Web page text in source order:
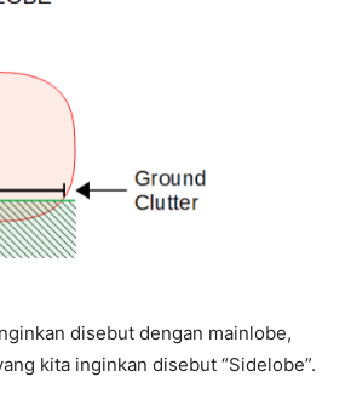
disebut dengan mainlobe,
kita inginkan disebut “Sidelobe”.